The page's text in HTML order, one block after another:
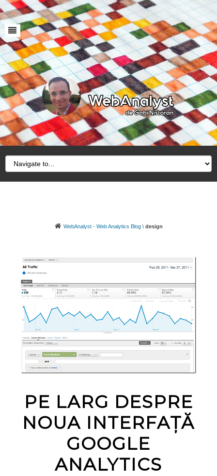
WebAnalyst - Web Analytics Blog\ design
PE LARG DESPRE
NOUA INTERFAȚĂ
GOOGLE
ANALYTICS